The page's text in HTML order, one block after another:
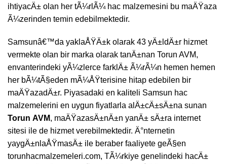
ihtiyacÄ± olan her tÃ¼rlÃ¼ hac malzemesini bu maÄŸaza
Ã¼zerinden temin edebilmektedir.
Samsunâ€™da yaklaÅŸÄ±k olarak 43 yÄ±ldÄ±r hizmet
vermekte olan bir marka olarak tanÄ±nan Torun AVM,
envanterindeki yÃ¼zlerce farklÄ± Ã¼rÃ¼n hemen hemen
her bÃ¼tÃ§eden mÃ¼ÅŸterisine hitap edebilen bir
maÄŸazadÄ±r. Piyasadaki en kaliteli Samsun hac
malzemelerini en uygun fiyatlarla alÄ±cÄ±sÄ±na sunan
Torun AVM, maÄŸazasÄ±nÄ±n yanÄ± sÄ±ra internet
sitesi ile de hizmet verebilmektedir. Ä°nternetin
yaygÄ±nlaÅŸmasÄ± ile beraber faaliyete geÃ§en
torunhacmalzemeleri.com, TÃ¼rkiye genelindeki hacÄ±